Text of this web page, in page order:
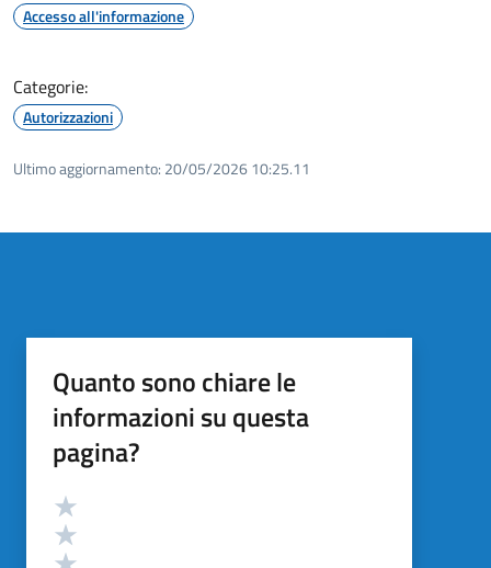
Accesso all'informazione
Categorie:
Autorizzazioni
Ultimo aggiornamento: 20/05/2026 10:25.11
Quanto sono chiare le
informazioni su questa
pagina?
Valutazione